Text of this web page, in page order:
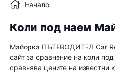
Начало
Коли под наем
Майорка ПЪТЕВОДИТЕЛ Car
сайт за сравнение на коли
сравнява цените на известни